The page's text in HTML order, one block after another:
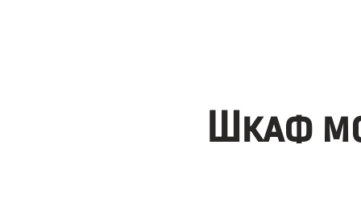
Шкаф